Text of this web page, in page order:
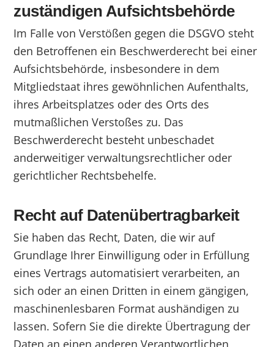
zuständigen Aufsichts­behörde
Im Falle von Verstößen gegen die DSGVO steht
den Betroffenen ein Beschwerderecht bei einer
Aufsichtsbehörde, insbesondere in dem
Mitgliedstaat ihres gewöhnlichen Aufenthalts,
ihres Arbeitsplatzes oder des Orts des
mutmaßlichen Verstoßes zu. Das
Beschwerderecht besteht unbeschadet
anderweitiger verwaltungsrechtlicher oder
gerichtlicher Rechtsbehelfe.
Recht auf Daten­übertrag­barkeit
Sie haben das Recht, Daten, die wir auf
Grundlage Ihrer Einwilligung oder in Erfüllung
eines Vertrags automatisiert verarbeiten, an
sich oder an einen Dritten in einem gängigen,
maschinenlesbaren Format aushändigen zu
lassen. Sofern Sie die direkte Übertragung der